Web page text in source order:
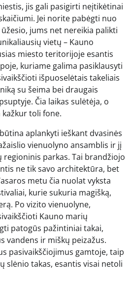
jis gali pasigirti neįtikėtinai
Jei norite pabėgti nuo
jums net nereikia palikti
vietų – Kauno
miesto teritorijoje esantis
kuriame galima pasiklausyti
išpuoselėtais takeliais
su šeima bei draugais
Čia laikas sulėtėja, o
toli fone.
aplankyti ieškant dvasinės
vienuolyno ansamblis ir jį
parkas. Tai brandžiojo
ne tik savo architektūra, bet
metu čia nuolat vyksta
kurie sukuria magišką,
Po vizito vienuolyne,
Kauno marių
patogūs pažintiniai takai,
vandens ir miškų peizažus.
pasivaikščiojimus gamtoje, taip
slėnio takas, esantis visai netoli